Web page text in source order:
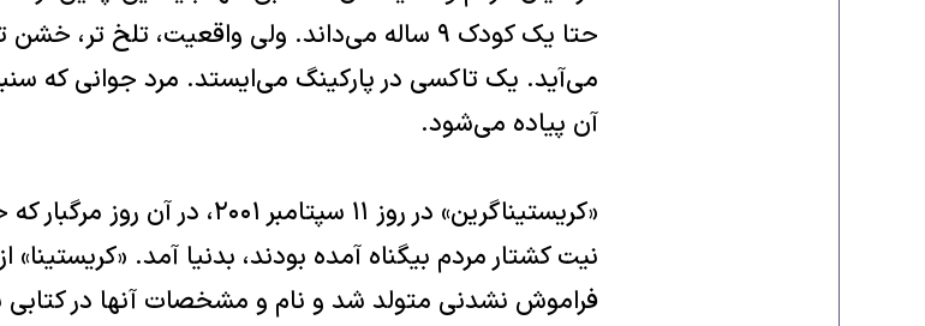
حتا یک کودک ۹ ساله می‌داند. ولی واقعیت، تلخ
می‌آید. یک تاکسی در پارکینگ می‌ایستد. مرد جوانی که
آن پیاده می‌شود.
«کریستیناگرین» در روز ۱۱